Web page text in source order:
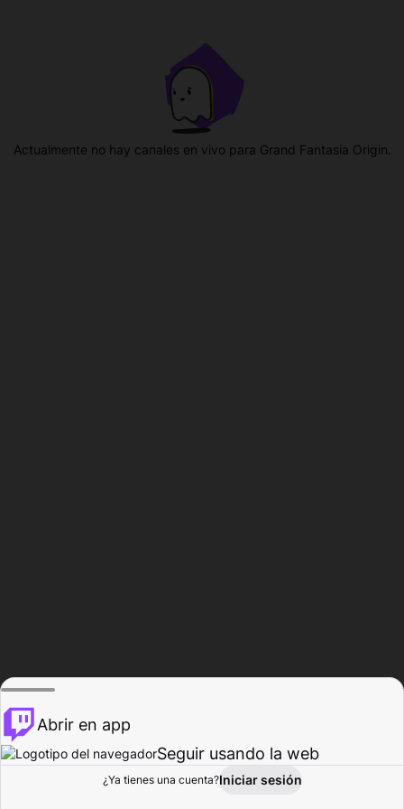
Explorar Actividad
Actualmente no hay canales en vivo para Grand Fantasia Origin.
Abrir en app
Seguir usando la web
¿Ya tienes una cuenta?Iniciar sesión